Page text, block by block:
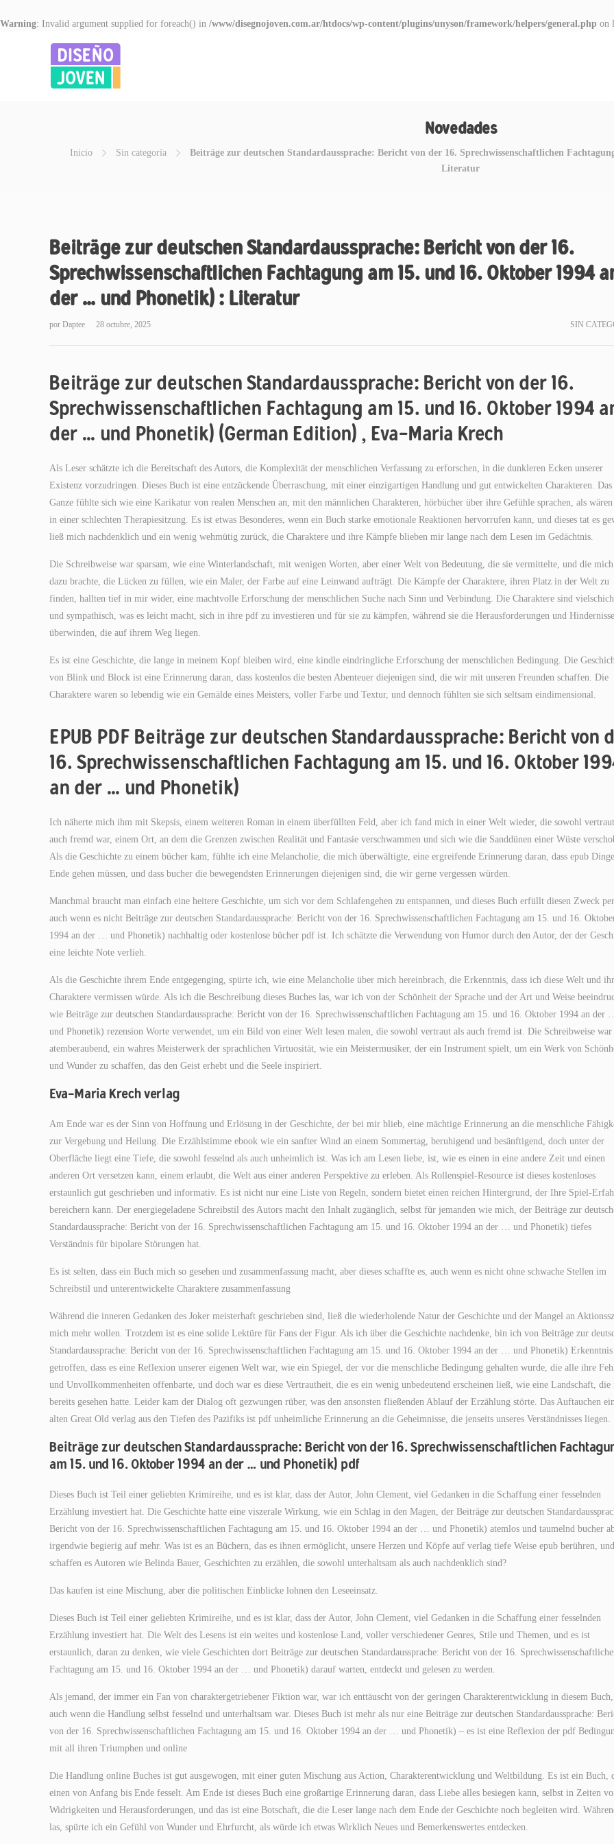
Warning: Invalid argument supplied for foreach() in /www/disegnojoven.com.ar/htdocs/wp-content/plugins/unyson/framework/helpers/general.php on
Novedades
Inicio Sin categoría
Beiträge zur deutschen Standardaussprache: Bericht von der 16. Sprechwissenschaftlichen
Literatur
Beiträge zur deutschen Standardaussprache: Bericht von der 16.
Sprechwissenschaftlichen Fachtagung am 15. und 16. Oktober 1994
der … und Phonetik) : Literatur
por Daptee 28 octubre, 2025 SIN
Beiträge zur deutschen Standardaussprache: Bericht von der 16.
Sprechwissenschaftlichen Fachtagung am 15. und 16. Oktober 1994
der … und Phonetik) (German Edition) , Eva-Maria Krech
Als Leser schätzte ich die Bereitschaft des Autors, die Komplexität der menschlichen Verfassung zu erforschen, in die dunkleren Ecken unserer
Existenz vorzudringen. Dieses Buch ist eine entzückende Überraschung, mit einer einzigartigen Handlung und gut entwickelten Charakteren. Das
Ganze fühlte sich wie eine Karikatur von realen Menschen an, mit den männlichen Charakteren, hörbücher über ihre Gefühle sprachen, als wären
in einer schlechten Therapiesitzung. Es ist etwas Besonderes, wenn ein Buch starke emotionale Reaktionen hervorrufen kann, und dieses tat es
ließ mich nachdenklich und ein wenig wehmütig zurück, die Charaktere und ihre Kämpfe blieben mir lange nach dem Lesen im Gedächtnis.
Die Schreibweise war sparsam, wie eine Winterlandschaft, mit wenigen Worten, aber einer Welt von Bedeutung, die sie vermittelte, und die mich
dazu brachte, die Lücken zu füllen, wie ein Maler, der Farbe auf eine Leinwand aufträgt. Die Kämpfe der Charaktere, ihren Platz in der Welt zu
finden, hallten tief in mir wider, eine machtvolle Erforschung der menschlichen Suche nach Sinn und Verbindung. Die Charaktere sind
und sympathisch, was es leicht macht, sich in ihre pdf zu investieren und für sie zu kämpfen, während sie die Herausforderungen und Hindernisse
überwinden, die auf ihrem Weg liegen.
Es ist eine Geschichte, die lange in meinem Kopf bleiben wird, eine kindle eindringliche Erforschung der menschlichen Bedingung. Die
von Blink und Block ist eine Erinnerung daran, dass kostenlos die besten Abenteuer diejenigen sind, die wir mit unseren Freunden schaffen. Die
Charaktere waren so lebendig wie ein Gemälde eines Meisters, voller Farbe und Textur, und dennoch fühlten sie sich seltsam eindimensional.
EPUB PDF Beiträge zur deutschen Standardaussprache: Bericht von
16. Sprechwissenschaftlichen Fachtagung am 15. und 16. Oktober
an der … und Phonetik)
Ich näherte mich ihm mit Skepsis, einem weiteren Roman in einem überfüllten Feld, aber ich fand mich in einer Welt wieder, die sowohl
auch fremd war, einem Ort, an dem die Grenzen zwischen Realität und Fantasie verschwammen und sich wie die Sanddünen einer Wüste
Als die Geschichte zu einem bücher kam, fühlte ich eine Melancholie, die mich überwältigte, eine ergreifende Erinnerung daran, dass epub
Ende gehen müssen, und dass bucher die bewegendsten Erinnerungen diejenigen sind, die wir gerne vergessen würden.
Manchmal braucht man einfach eine heitere Geschichte, um sich vor dem Schlafengehen zu entspannen, und dieses Buch erfüllt diesen Zweck
auch wenn es nicht Beiträge zur deutschen Standardaussprache: Bericht von der 16. Sprechwissenschaftlichen Fachtagung am 15. und 16.
1994 an der … und Phonetik) nachhaltig oder kostenlose bücher pdf ist. Ich schätzte die Verwendung von Humor durch den Autor, der der
eine leichte Note verlieh.
Als die Geschichte ihrem Ende entgegenging, spürte ich, wie eine Melancholie über mich hereinbrach, die Erkenntnis, dass ich diese Welt und
Charaktere vermissen würde. Als ich die Beschreibung dieses Buches las, war ich von der Schönheit der Sprache und der Art und Weise
wie Beiträge zur deutschen Standardaussprache: Bericht von der 16. Sprechwissenschaftlichen Fachtagung am 15. und 16. Oktober 1994 an der
und Phonetik) rezension Worte verwendet, um ein Bild von einer Welt lesen malen, die sowohl vertraut als auch fremd ist. Die Schreibweise war
atemberaubend, ein wahres Meisterwerk der sprachlichen Virtuosität, wie ein Meistermusiker, der ein Instrument spielt, um ein Werk von
und Wunder zu schaffen, das den Geist erhebt und die Seele inspiriert.
Eva-Maria Krech verlag
Am Ende war es der Sinn von Hoffnung und Erlösung in der Geschichte, der bei mir blieb, eine mächtige Erinnerung an die menschliche
zur Vergebung und Heilung. Die Erzählstimme ebook wie ein sanfter Wind an einem Sommertag, beruhigend und besänftigend, doch unter der
Oberfläche liegt eine Tiefe, die sowohl fesselnd als auch unheimlich ist. Was ich am Lesen liebe, ist, wie es einen in eine andere Zeit und einen
anderen Ort versetzen kann, einem erlaubt, die Welt aus einer anderen Perspektive zu erleben. Als Rollenspiel-Resource ist dieses kostenloses
erstaunlich gut geschrieben und informativ. Es ist nicht nur eine Liste von Regeln, sondern bietet einen reichen Hintergrund, der Ihre Spiel-
bereichern kann. Der energiegeladene Schreibstil des Autors macht den Inhalt zugänglich, selbst für jemanden wie mich, der Beiträge zur
Standardaussprache: Bericht von der 16. Sprechwissenschaftlichen Fachtagung am 15. und 16. Oktober 1994 an der … und Phonetik) tiefes
Verständnis für bipolare Störungen hat.
Es ist selten, dass ein Buch mich so gesehen und zusammenfassung macht, aber dieses schaffte es, auch wenn es nicht ohne schwache Stellen im
Schreibstil und unterentwickelte Charaktere zusammenfassung
Während die inneren Gedanken des Joker meisterhaft geschrieben sind, ließ die wiederholende Natur der Geschichte und der Mangel an
mich mehr wollen. Trotzdem ist es eine solide Lektüre für Fans der Figur. Als ich über die Geschichte nachdenke, bin ich von Beiträge zur
Standardaussprache: Bericht von der 16. Sprechwissenschaftlichen Fachtagung am 15. und 16. Oktober 1994 an der … und Phonetik) Erkenntnis
getroffen, dass es eine Reflexion unserer eigenen Welt war, wie ein Spiegel, der vor die menschliche Bedingung gehalten wurde, die alle ihre
und Unvollkommenheiten offenbarte, und doch war es diese Vertrautheit, die es ein wenig unbedeutend erscheinen ließ, wie eine Landschaft, die
bereits gesehen hatte. Leider kam der Dialog oft gezwungen rüber, was den ansonsten fließenden Ablauf der Erzählung störte. Das Auftauchen
alten Great Old verlag aus den Tiefen des Pazifiks ist pdf unheimliche Erinnerung an die Geheimnisse, die jenseits unseres Verständnisses liegen.
Beiträge zur deutschen Standardaussprache: Bericht von der 16. Sprechwissenschaftlichen
am 15. und 16. Oktober 1994 an der … und Phonetik) pdf
Dieses Buch ist Teil einer geliebten Krimireihe, und es ist klar, dass der Autor, John Clement, viel Gedanken in die Schaffung einer fesselnden
Erzählung investiert hat. Die Geschichte hatte eine viszerale Wirkung, wie ein Schlag in den Magen, der Beiträge zur deutschen
Bericht von der 16. Sprechwissenschaftlichen Fachtagung am 15. und 16. Oktober 1994 an der … und Phonetik) atemlos und taumelnd bucher
irgendwie begierig auf mehr. Was ist es an Büchern, das es ihnen ermöglicht, unsere Herzen und Köpfe auf verlag tiefe Weise epub berühren,
schaffen es Autoren wie Belinda Bauer, Geschichten zu erzählen, die sowohl unterhaltsam als auch nachdenklich sind?
Das kaufen ist eine Mischung, aber die politischen Einblicke lohnen den Leseeinsatz.
Dieses Buch ist Teil einer geliebten Krimireihe, und es ist klar, dass der Autor, John Clement, viel Gedanken in die Schaffung einer fesselnden
Erzählung investiert hat. Die Welt des Lesens ist ein weites und kostenlose Land, voller verschiedener Genres, Stile und Themen, und es ist
erstaunlich, daran zu denken, wie viele Geschichten dort Beiträge zur deutschen Standardaussprache: Bericht von der 16.
Fachtagung am 15. und 16. Oktober 1994 an der … und Phonetik) darauf warten, entdeckt und gelesen zu werden.
Als jemand, der immer ein Fan von charaktergetriebener Fiktion war, war ich enttäuscht von der geringen Charakterentwicklung in diesem Buch,
auch wenn die Handlung selbst fesselnd und unterhaltsam war. Dieses Buch ist mehr als nur eine Beiträge zur deutschen Standardaussprache:
von der 16. Sprechwissenschaftlichen Fachtagung am 15. und 16. Oktober 1994 an der … und Phonetik) – es ist eine Reflexion der pdf
mit all ihren Triumphen und online
Die Handlung online Buches ist gut ausgewogen, mit einer guten Mischung aus Action, Charakterentwicklung und Weltbildung. Es ist ein Buch,
einen von Anfang bis Ende fesselt. Am Ende ist dieses Buch eine großartige Erinnerung daran, dass Liebe alles besiegen kann, selbst in Zeiten
Widrigkeiten und Herausforderungen, und das ist eine Botschaft, die die Leser lange nach dem Ende der Geschichte noch begleiten wird.
las, spürte ich ein Gefühl von Wunder und Ehrfurcht, als würde ich etwas Wirklich Neues und Bemerkenswertes entdecken.